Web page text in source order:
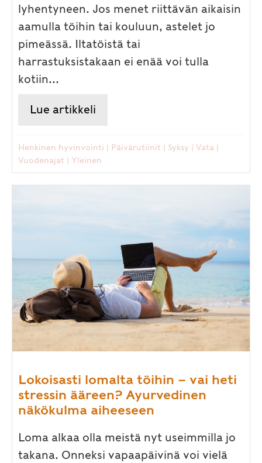
lyhentyneen. Jos menet riittävän aikaisin
aamulla töihin tai kouluun, astelet jo
pimeässä. Iltatöistä tai
harrastuksistakaan ei enää voi tulla
kotiin...
Lue artikkeli
Henkinen hyvinvointi | Päivärutiinit | Syksy | Vata |
Vuodenajat | Yleinen
Lokoisasti lomalta töihin – vai heti
stressin ääreen? Ayurvedinen
näkökulma aiheeseen
Loma alkaa olla meistä nyt useimmilla jo
takana. Onneksi vapaapäivinä voi vielä